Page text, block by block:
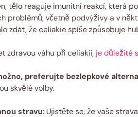
tělo reaguje imunitní reakcí, která
problémů, včetně podvýživy a v
zdát, že celiakie spíše způsobuje
zdravou váhu při celiakii, je důležité
preferujte bezlepkové
skvělé volby.
stravu: Ujistěte se, že vaše